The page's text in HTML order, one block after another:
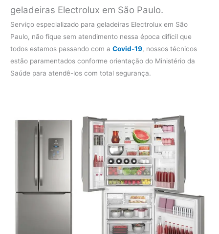
geladeiras Electrolux em São Paulo.
Serviço especializado para geladeiras Electrolux em São
Paulo, não fique sem atendimento nessa época difícil que
todos estamos passando com aCovid-19, nossos técnicos
estão paramentados conforme orientação do Ministério da
Saúde para atendê-los com total segurança.